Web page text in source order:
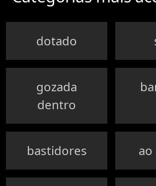
dotado
gozada
dentro
bastidores ao